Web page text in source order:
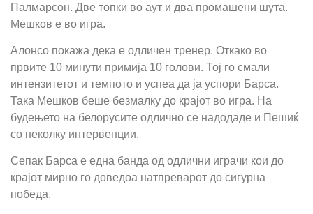
Палмарсон. Две топки во аут и два промашени шута.
Мешков е во игра.
Алонсо покажа дека е одличен тренер. Откако во
првите 10 минути примија 10 голови. Тој го смали
интензитетот и темпото и успеа да ја успори Барса.
Така Мешков беше безмалку до крајот во игра. На
будењето на белорусите одлично се надодаде и Пешиќ
со неколку интервенции.
Сепак Барса е една банда од одлични играчи кои до
крајот мирно го доведоа натпреварот до сигурна
победа.